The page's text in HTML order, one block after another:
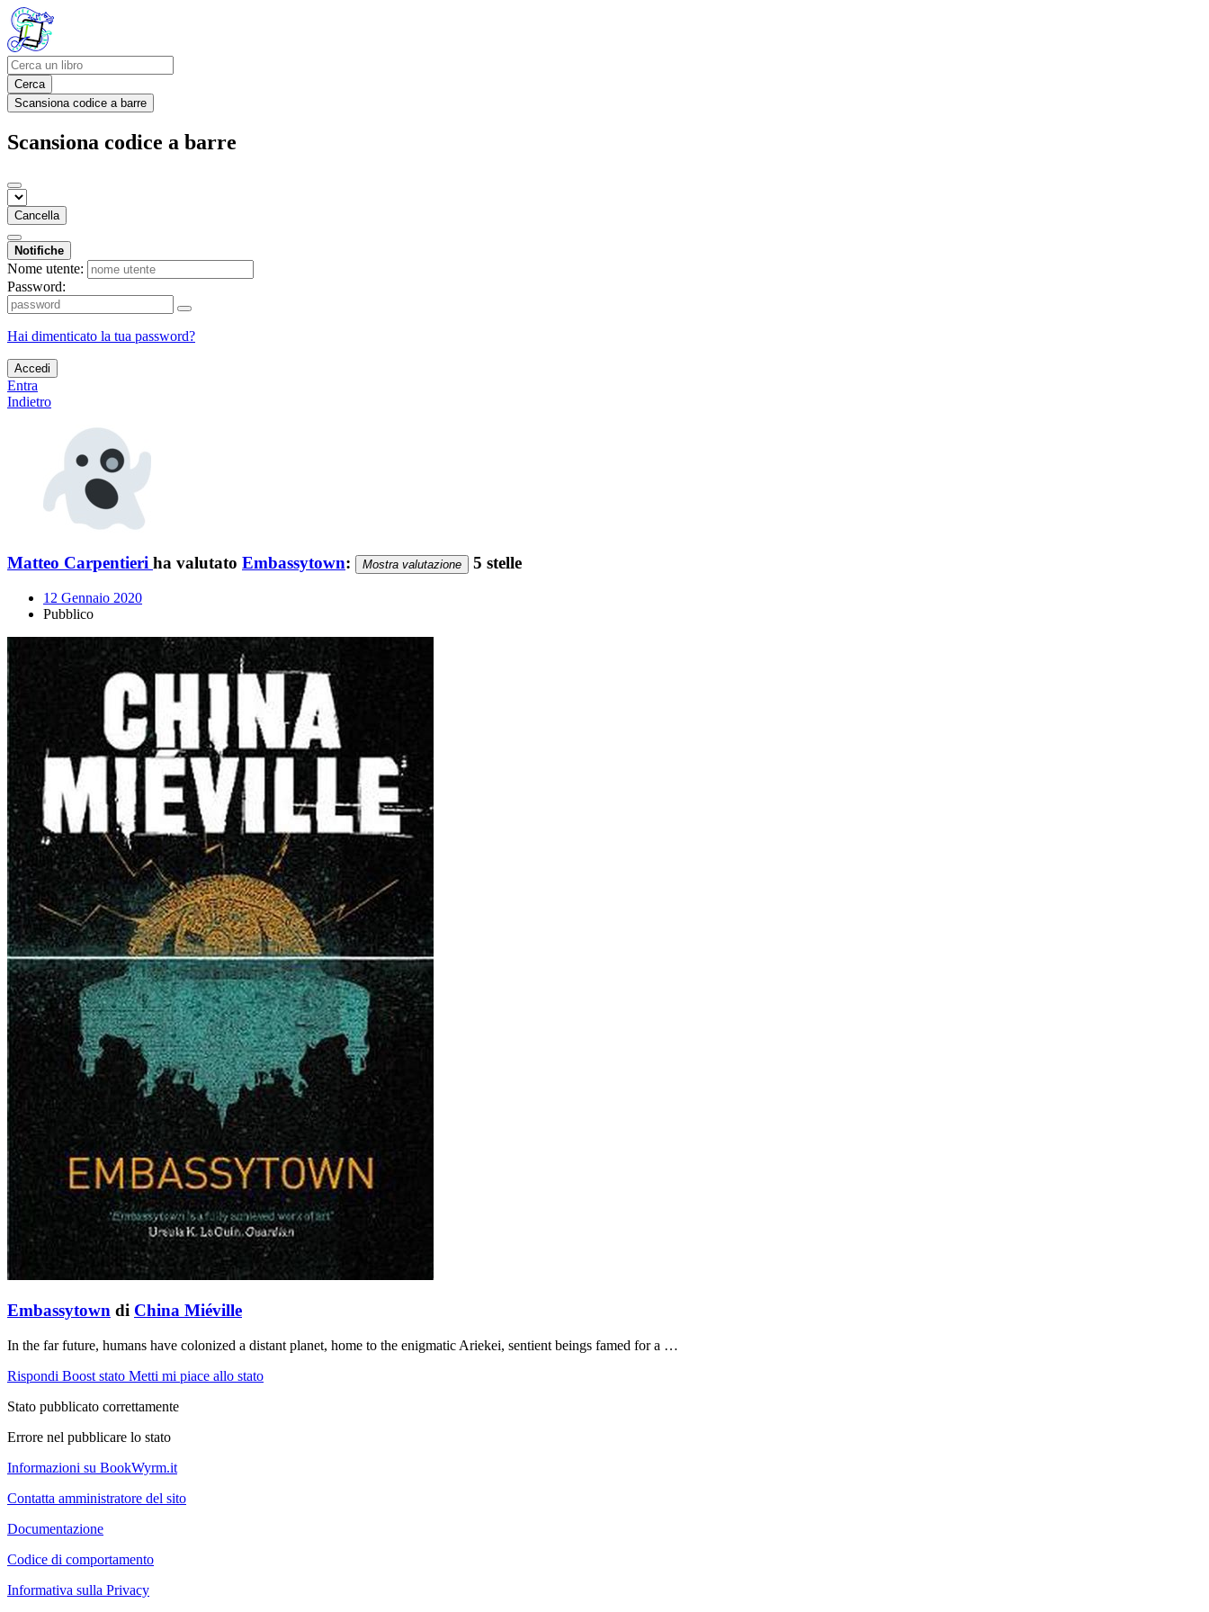
Cerca
Scansiona codice a barre
Scansiona codice a barre
Cancella
Notifiche
Nome utente:
Password:
Hai dimenticato la tua password?
Accedi
Entra
Indietro
Matteo Carpentieri ha valutato Embassytown: Mostra valutazione 5 stelle
12 Gennaio 2020
Pubblico
Embassytown di China Miéville
In the far future, humans have colonized a distant planet, home to the enigmatic Ariekei, sentient beings famed for a …
Rispondi Boost stato Metti mi piace allo stato
Stato pubblicato correttamente
Errore nel pubblicare lo stato
Informazioni su BookWyrm.it
Contatta amministratore del sito
Documentazione
Codice di comportamento
Informativa sulla Privacy